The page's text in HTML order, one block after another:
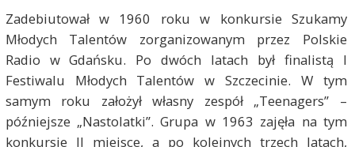
Zadebiutował w 1960 roku w konkursie Szukamy
Młodych Talentów zorganizowanym przez Polskie
Radio w Gdańsku. Po dwóch latach był finalistą I
Festiwalu Młodych Talentów w Szczecinie. W tym
samym roku założył własny zespół „Teenagers” –
późniejsze „Nastolatki”. Grupa w 1963 zajęła na tym
konkursie II miejsce, a po kolejnych trzech latach,